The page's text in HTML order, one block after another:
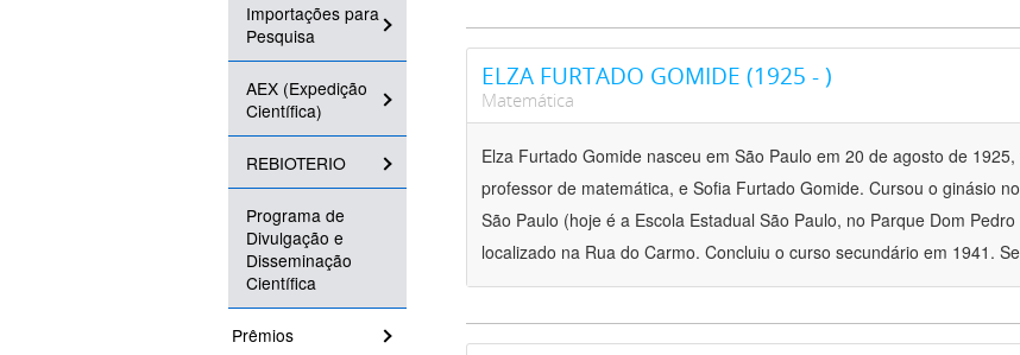
Importações para
Pesquisa
AEX (Expedição
Científica)
REBIOTERIO
Programa de
Divulgação e
Disseminação
Científica
Prêmios
ELZA FURTADO GOMIDE (1925 - )
Matemática
Elza Furtado Gomide nasceu em São Paulo em 20 de agosto de
professor de matemática, e Sofia Furtado Gomide. Cursou o ginásio
São Paulo (hoje é a Escola Estadual São Paulo, no Parque Dom
localizado na Rua do Carmo. Concluiu o curso secundário em 1941.